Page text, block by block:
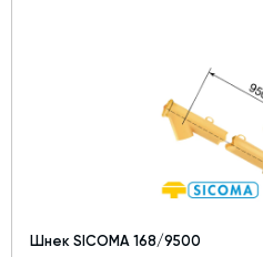
Шнек SICOMA 168/9500